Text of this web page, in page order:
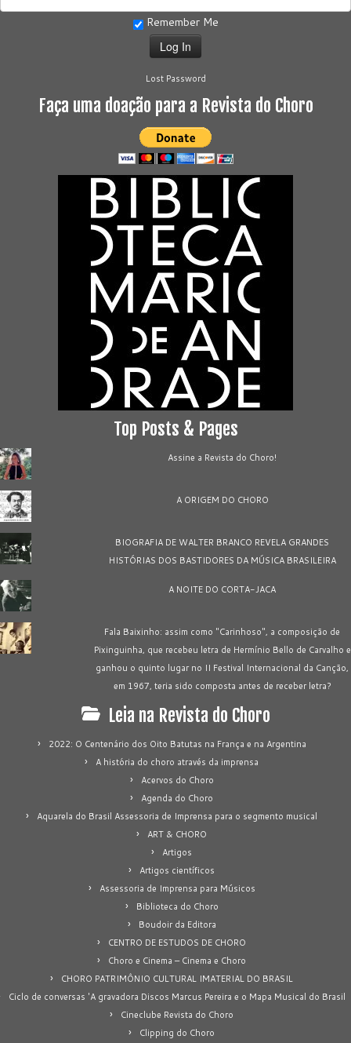
Remember Me
Lost Password
Faça uma doação para a Revista do Choro
Top Posts & Pages
Assine a Revista do Choro!
A ORIGEM DO CHORO
BIOGRAFIA DE WALTER BRANCO REVELA GRANDES
HISTÓRIAS DOS BASTIDORES DA MÚSICA BRASILEIRA
A NOITE DO CORTA-JACA
Fala Baixinho: assim como "Carinhoso", a composição de
Pixinguinha, que recebeu letra de Hermínio Bello de Carvalho e
ganhou o quinto lugar no II Festival Internacional da Canção,
em 1967, teria sido composta antes de receber letra?
Leia na Revista do Choro
2022: O Centenário dos Oito Batutas na França e na Argentina
A história do choro através da imprensa
Acervos do Choro
Agenda do Choro
Aquarela do Brasil Assessoria de Imprensa para o segmento musical
ART & CHORO
Artigos
Artigos científicos
Assessoria de Imprensa para Músicos
Biblioteca do Choro
Boudoir da Editora
CENTRO DE ESTUDOS DE CHORO
Choro e Cinema – Cinema e Choro
CHORO PATRIMÔNIO CULTURAL IMATERIAL DO BRASIL
Ciclo de conversas 'A gravadora Discos Marcus Pereira e o Mapa Musical do Brasil
Cineclube Revista do Choro
Clipping do Choro